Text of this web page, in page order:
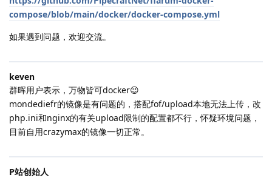
compose/blob/main/docker/docker-compose.yml
如果遇到问题，欢迎交流。
keven
群晖用户表示，万物皆可docker😉
mondediefr的镜像是有问题的，搭配fof/upload本地无法上传，改
php.ini和nginx的有关upload限制的配置都不行，怀疑环境问题，
目前自用crazymax的镜像一切正常。
P站创始人